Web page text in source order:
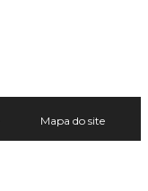
Mapa do site